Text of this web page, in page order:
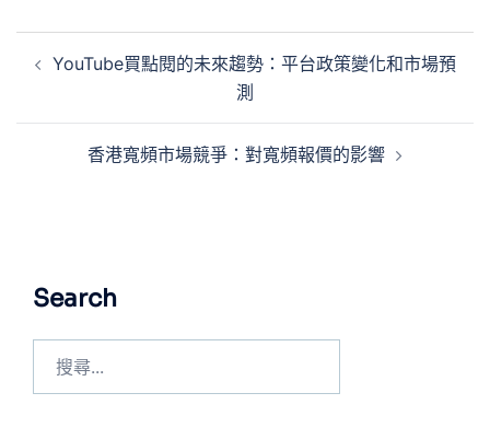
YouTube買點閱的未來趨勢：平台政策變化和市場預
測
香港寬頻市場競爭：對寬頻報價的影響
Search